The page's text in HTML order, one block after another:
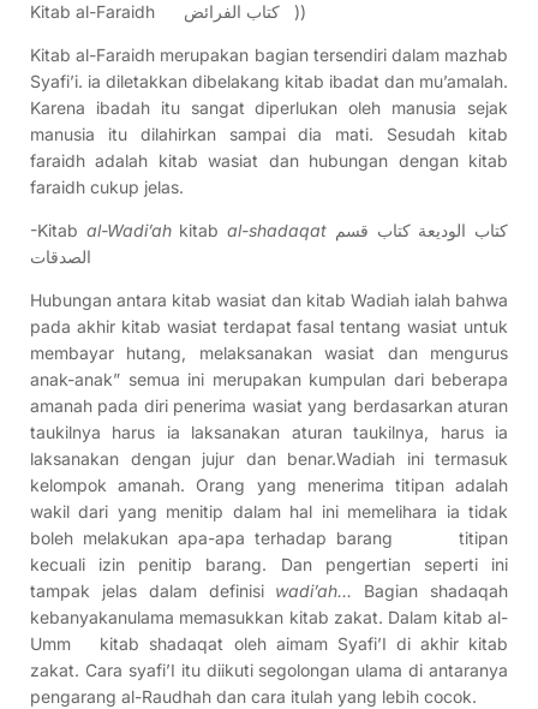
Kitab al-Faraidh كتاب الفرائض ))
Kitab al-Faraidh merupakan bagian tersendiri dalam mazhab
Syafi’i. ia diletakkan dibelakang kitab ibadat dan mu’amalah.
Karena ibadah itu sangat diperlukan oleh manusia sejak
manusia itu dilahirkan sampai dia mati. Sesudah kitab
faraidh adalah kitab wasiat dan hubungan dengan kitab
faraidh cukup jelas.
-Kitab al-Wadi’ahkitabal-shadaqat كتاب الوديعة كتاب قسم
الصدقات
Hubungan antara kitab wasiat dan kitab Wadiah ialah bahwa
pada akhir kitab wasiat terdapat fasal tentang wasiat untuk
membayar hutang, melaksanakan wasiat dan mengurus
anak-anak” semua ini merupakan kumpulan dari beberapa
amanah pada diri penerima wasiat yang berdasarkan aturan
taukilnya harus ia laksanakan aturan taukilnya, harus ia
laksanakan dengan jujur dan benar.Wadiah ini termasuk
kelompok amanah. Orang yang menerima titipan adalah
wakil dari yang menitip dalam hal ini memelihara ia tidak
boleh melakukan apa-apa terhadap barang titipan
kecuali izin penitip barang. Dan pengertian seperti ini
tampak jelas dalam definisi wadi’ah… Bagian shadaqah
kebanyakanulama memasukkan kitab zakat. Dalam kitab al-
Umm kitab shadaqat oleh aimam Syafi’I di akhir kitab
zakat. Cara syafi’I itu diikuti segolongan ulama di antaranya
pengarang al-Raudhah dan cara itulah yang lebih cocok.